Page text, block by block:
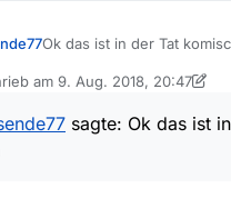
Ok das ist in der Tat
wird da wohl nichts mehr
am 9. Aug. 2018, 20:47
editiert von styroll 8. Sept.
sagte: Ok das ist